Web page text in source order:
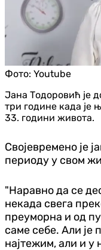
Фото: Youtube
Јана Тодоровић је
три године када је
33. години живота.
Својевремено је
периоду у свом
"Наравно да се
некада свега
преуморна и од
саме себе. Али је
најтежим, али и